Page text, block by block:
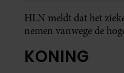
HLN meldt dat het
nemen vanwege de
KONING